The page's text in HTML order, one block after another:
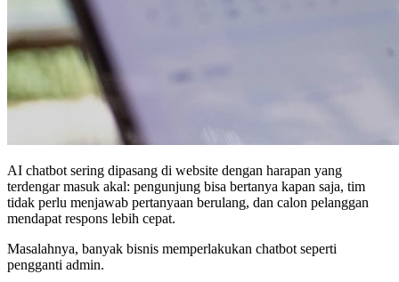
AI chatbot sering dipasang di website dengan harapan yang
terdengar masuk akal: pengunjung bisa bertanya kapan saja, tim
tidak perlu menjawab pertanyaan berulang, dan calon pelanggan
mendapat respons lebih cepat.
Masalahnya, banyak bisnis memperlakukan chatbot seperti
pengganti admin.